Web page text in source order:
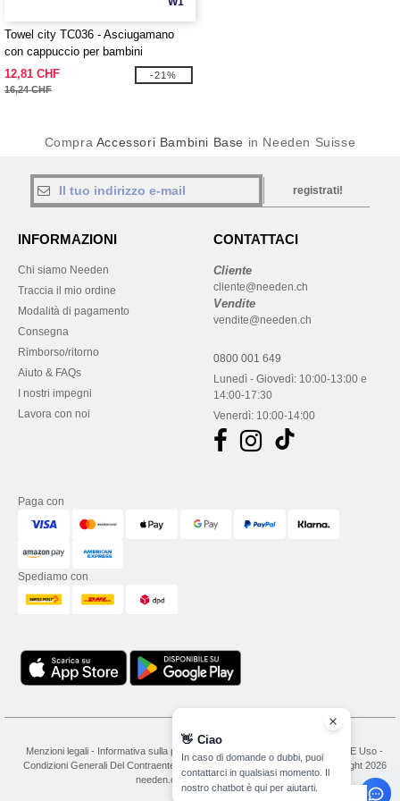
Towel city TC036 - Asciugamano
con cappuccio per bambini
12,81 CHF
16,24 CHF
-21%
Compra Accessori Bambini Base in Needen Suisse
registrati!
INFORMAZIONI
Chi siamo Needen
Traccia il mio ordine
Modalità di pagamento
Consegna
Rimborso/ritorno
Aiuto & FAQs
I nostri impegni
Lavora con noi
CONTATTACI
Cliente
cliente@needen.ch
Vendite
vendite@needen.ch
0800 001 649
Lunedì - Giovedì: 10:00-13:00 e
14:00-17:30
Venerdì: 10:00-14:00
Paga con
Spediamo con
Menzioni legali - Informativa sulla privacy Condizioni Generali Di Accesso E Uso -
Condizioni Generali Del Contraente
Site Map
Copyright 2026
needen.ch - Tutti i diritti riservati
👋 Ciao
In caso di domande o dubbi, puoi
contattarci in qualsiasi momento. Il
nostro chatbot è qui per aiutarti.